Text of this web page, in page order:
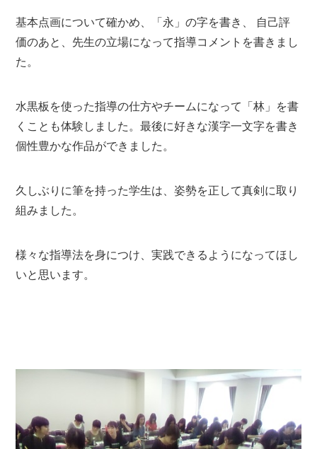
基本点画について確かめ、「永」の字を書き、 自己評
価のあと、先生の立場になって指導コメントを書きまし
た。
水黒板を使った指導の仕方やチームになって「林」を書
くことも体験しました。最後に好きな漢字一文字を書き
個性豊かな作品ができました。
久しぶりに筆を持った学生は、姿勢を正して真剣に取り
組みました。
様々な指導法を身につけ、実践できるようになってほし
いと思います。